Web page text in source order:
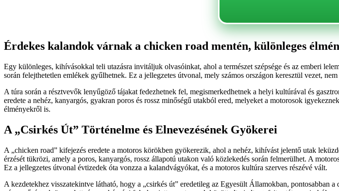
Érdekes kalandok várnak a chicken road mentén, különleges
Egy különleges, kihívásokkal teli utazásra invitáljuk olvasóinkat, ahol a természet szépsége és az emberi
során felejthetetlen emlékek gyűlhetnek. Ez a jellegzetes útvonal, mely számos országon keresztül vezet,
A túra során a résztvevők lenyűgöző tájakat fedezhetnek fel, megismerkedhetnek a helyi kultúrával és
eredete a nehéz, kanyargós, gyakran poros és rossz minőségű utakból ered, melyeket a motorosok
élményekről is.
A „Csirkés Út” Történelme és Elnevezésének Gyökerei
A „chicken road” kifejezés eredete a motoros körökben gyökerezik, ahol a nehéz, kihívást jelentő utak
érzését tükrözi, amely a poros, kanyargós, rossz állapotú utakon való közlekedés során felmerülhet. A
Ez a jellegzetes útvonal évtizedek óta vonzza a kalandvágyókat, és a motoros kultúra szerves részévé vált.
A kezdetekhez visszatekintve látható, hogy a „csirkés út” eredetileg az Egyesült Államokban,